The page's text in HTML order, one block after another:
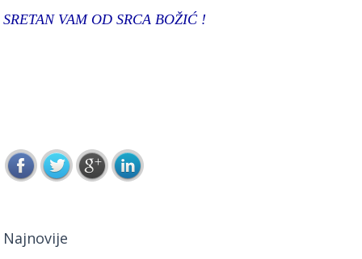
SRETAN VAM OD SRCA BOŽIĆ !
Najnovije